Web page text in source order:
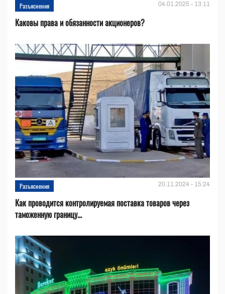
Разъяснения 04.01.2025 - 13:11
Каковы права и обязанности акционеров?
Разъяснения 20.11.2024 - 15:24
Как проводится контролируемая поставка товаров через
таможенную границу...